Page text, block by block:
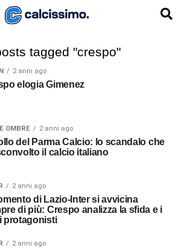
tagged "crespo"
2 anni ago
elogia Gimenez
OMBRE 2 anni ago
del Parma Calcio: lo scandalo che
il calcio italiano
2 anni ago
di Lazio-Inter si avvicina
di più: Crespo analizza la sfida e i
protagonisti
2 anni ago